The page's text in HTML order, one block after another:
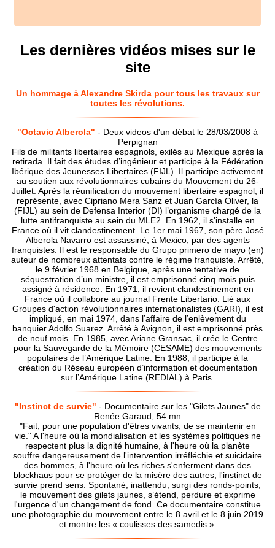
Les dernières vidéos mises sur le
site
Un hommage à Alexandre Skirda pour tous les travaux sur
toutes les révolutions.
"Octavio Alberola" - Deux videos d'un débat le 28/03/2008 à
Perpignan
Fils de militants libertaires espagnols, exilés au Mexique après la
retirada. Il fait des études d’ingénieur et participe à la Fédération
Ibérique des Jeunesses Libertaires (FIJL). Il participe activement
au soutien aux révolutionnaires cubains du Mouvement du 26-
Juillet. Après la réunification du mouvement libertaire espagnol, il
représente, avec Cipriano Mera Sanz et Juan García Oliver, la
(FIJL) au sein de Defensa Interior (DI) l’organisme chargé de la
lutte antifranquiste au sein du MLE2. En 1962, il s'installe en
France où il vit clandestinement. Le 1er mai 1967, son père José
Alberola Navarro est assassiné, à Mexico, par des agents
franquistes. Il est le responsable du Grupo primero de mayo (en)
auteur de nombreux attentats contre le régime franquiste. Arrêté,
le 9 février 1968 en Belgique, après une tentative de
séquestration d’un ministre, il est emprisonné cinq mois puis
assigné à résidence. En 1971, il revient clandestinement en
France où il collabore au journal Frente Libertario. Lié aux
Groupes d'action révolutionnaires internationalistes (GARI), il est
impliqué, en mai 1974, dans l’affaire de l’enlèvement du
banquier Adolfo Suarez. Arrêté à Avignon, il est emprisonné près
de neuf mois. En 1985, avec Ariane Gransac, il crée le Centre
pour la Sauvegarde de la Mémoire (CESAME) des mouvements
populaires de l’Amérique Latine. En 1988, il participe à la
création du Réseau européen d’information et documentation
sur l’Amérique Latine (REDIAL) à Paris.
"Instinct de survie" - Documentaire sur les "Gilets Jaunes" de
Renée Garaud, 54 mn
"Fait, pour une population d'êtres vivants, de se maintenir en
vie." A l'heure où la mondialisation et les systèmes politiques ne
respectent plus la dignité humaine, à l'heure où la planète
souffre dangereusement de l'intervention irréfléchie et suicidaire
des hommes, à l'heure où les riches s'enferment dans des
blockhaus pour se protéger de la misère des autres, l'instinct de
survie prend sens. Spontané, inattendu, surgi des ronds-points,
le mouvement des gilets jaunes, s’étend, perdure et exprime
l'urgence d'un changement de fond. Ce documentaire constitue
une photographie du mouvement entre le 8 avril et le 8 juin 2019
et montre les « coulisses des samedis ».